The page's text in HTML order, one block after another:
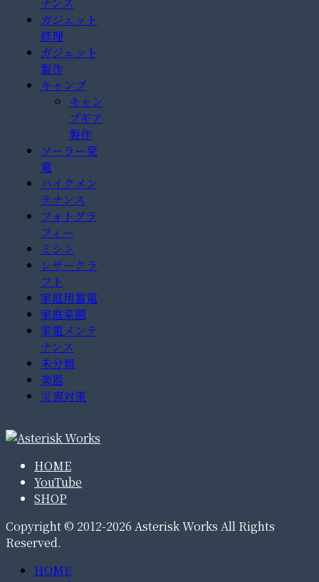
ナンス
ガジェット
修理
ガジェット
製作
キャンプ
キャン
プギア
製作
ソーラー発
電
バイクメン
テナンス
フォトグラ
フィー
ミシン
レザークラ
フト
家庭用蓄電
家庭菜園
家電メンテ
ナンス
未分類
楽器
災害対策
HOME
YouTube
SHOP
Copyright © 2012-2026 Asterisk Works All Rights
Reserved.
HOME